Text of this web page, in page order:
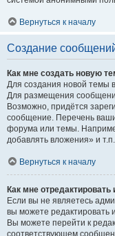
Вернуться к началу
Создание
Как мне создать новую
Для создания новой темы
Для размещения
Возможно, придётся
сообщение. Перечень
форума или темы.
добавлять вложения» и т.п.
Вернуться к началу
Как мне
Если вы не являетесь
вы можете редактировать
Вы можете перейти к